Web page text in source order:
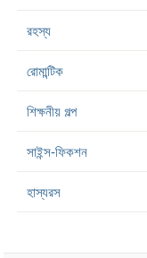
রহস্য
রোমান্টিক
শিক্ষনীয় গল্প
সাইন্স-ফিকশন
হাস্যরস